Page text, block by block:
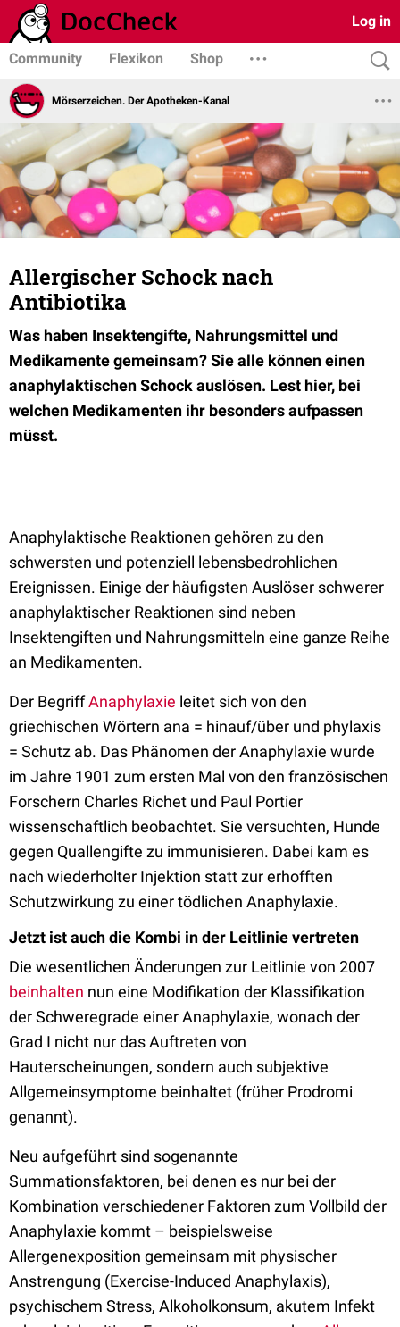
Log in
Community Flexikon Shop
Mörserzeichen. Der Apotheken-Kanal
Allergischer Schock nach
Antibiotika
Was haben Insektengifte, Nahrungsmittel und
Medikamente gemeinsam? Sie alle können einen
anaphylaktischen Schock auslösen. Lest hier, bei
welchen Medikamenten ihr besonders aufpassen
müsst.
Anaphylaktische Reaktionen gehören zu den
schwersten und potenziell lebensbedrohlichen
Ereignissen. Einige der häufigsten Auslöser schwerer
anaphylaktischer Reaktionen sind neben
Insektengiften und Nahrungsmitteln eine ganze Reihe
an Medikamenten.
Der BegriffAnaphylaxie leitet sich von den
griechischen Wörtern ana = hinauf/über und phylaxis
= Schutz ab. Das Phänomen der Anaphylaxie wurde
im Jahre 1901 zum ersten Mal von den französischen
Forschern Charles Richet und Paul Portier
wissenschaftlich beobachtet. Sie versuchten, Hunde
gegen Quallengifte zu immunisieren. Dabei kam es
nach wiederholter Injektion statt zur erhofften
Schutzwirkung zu einer tödlichen Anaphylaxie.
Jetzt ist auch die Kombi in der Leitlinie vertreten
Die wesentlichen Änderungen zur Leitlinie von 2007
beinhalten nun eine Modifikation der Klassifikation
der Schweregrade einer Anaphylaxie, wonach der
Grad I nicht nur das Auftreten von
Hauterscheinungen, sondern auch subjektive
Allgemeinsymptome beinhaltet (früher Prodromi
genannt).
Neu aufgeführt sind sogenannte
Summationsfaktoren, bei denen es nur bei der
Kombination verschiedener Faktoren zum Vollbild der
Anaphylaxie kommt – beispielsweise
Allergenexposition gemeinsam mit physischer
Anstrengung (Exercise-Induced Anaphylaxis),
psychischem Stress, Alkoholkonsum, akutem Infekt